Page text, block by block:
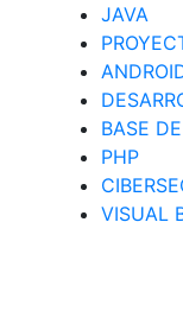
JAVA
BASE
PHP
VISUAL